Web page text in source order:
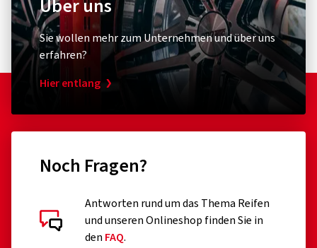
Über uns
Sie wollen mehr zum Unternehmen und über uns
erfahren?
Hier entlang
Noch Fragen?
Antworten rund um das Thema Reifen
und unseren Onlineshop finden Sie in
den FAQ.